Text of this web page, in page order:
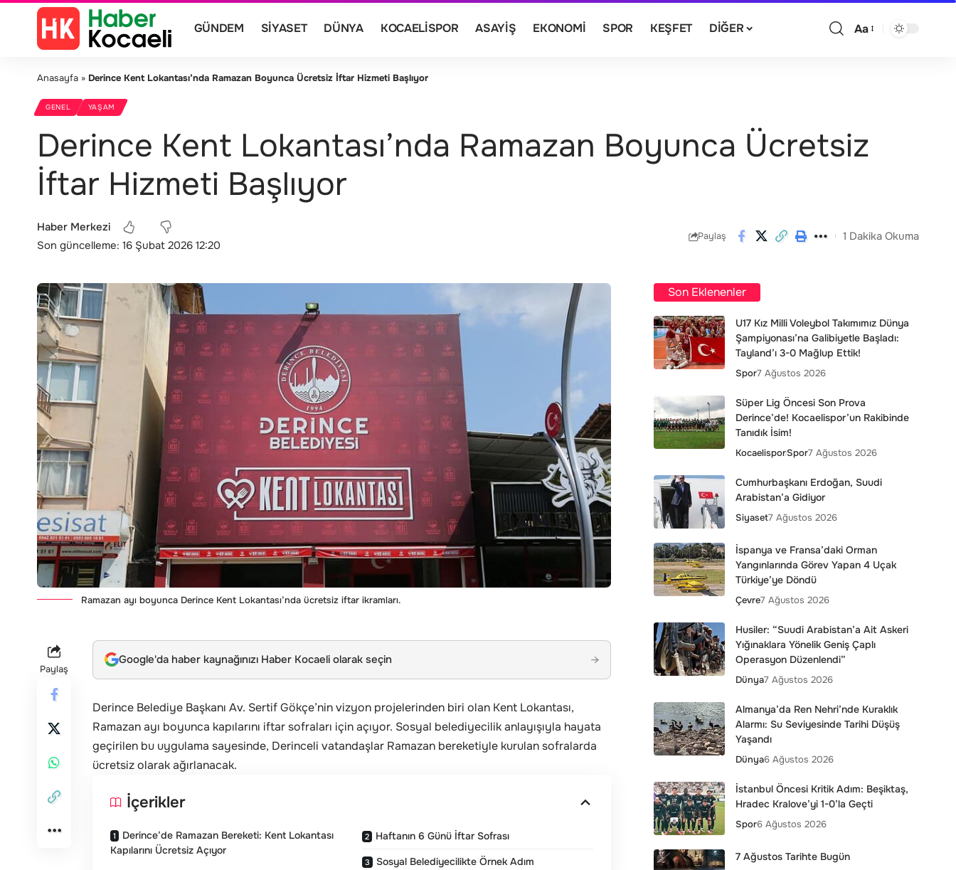
GÜNDEM SIYASET DÜNYA KOCAELISPOR ASAYIŞ EKONOMI SPOR KEŞFET DIĞER Aa
Anasayfa » Derince Kent Lokantası’nda Ramazan Boyunca Ücretsiz İftar Hizmeti Başlıyor
GENEL YAŞAM
Derince Kent Lokantası’nda Ramazan Boyunca Ücretsiz
İftar Hizmeti Başlıyor
Son güncelleme: 16 Şubat 2026 12:20
Haber Merkezi
Paylaş 1 Dakika Okuma
Ramazan ayı boyunca Derince Kent Lokantası’nda ücretsiz iftar ikramları.
Paylaş
Google'da haber kaynağınızı Haber Kocaeli olarak seçin →
Derince Belediye Başkanı Av. Sertif Gökçe’nin vizyon projelerinden biri olan Kent Lokantası,
Ramazan ayı boyunca kapılarını iftar sofraları için açıyor. Sosyal belediyecilik anlayışıyla hayata
geçirilen bu uygulama sayesinde, Derinceli vatandaşlar Ramazan bereketiyle kurulan sofralarda
ücretsiz olarak ağırlanacak.
İçerikler
Derince’de Ramazan Bereketi: Kent Lokantası
Kapılarını Ücretsiz Açıyor
Haftanın 6 Günü İftar Sofrası
Sosyal Belediyecilikte Örnek Adım
Son Eklenenler
U17 Kız Milli Voleybol Takımımız Dünya
Şampiyonası’na Galibiyetle Başladı:
Tayland’ı 3-0 Mağlup Ettik!
Spor7 Ağustos 2026
Süper Lig Öncesi Son Prova
Derince’de! Kocaelispor’un Rakibinde
Tanıdık İsim!
KocaelisporSpor7 Ağustos 2026
Cumhurbaşkanı Erdoğan, Suudi
Arabistan’a Gidiyor
Siyaset7 Ağustos 2026
İspanya ve Fransa’daki Orman
Yangınlarında Görev Yapan 4 Uçak
Türkiye’ye Döndü
Çevre7 Ağustos 2026
Husiler: “Suudi Arabistan’a Ait Askeri
Yığınaklara Yönelik Geniş Çaplı
Operasyon Düzenlendi”
Dünya7 Ağustos 2026
Almanya’da Ren Nehri’nde Kuraklık
Alarmı: Su Seviyesinde Tarihi Düşüş
Yaşandı
Dünya6 Ağustos 2026
İstanbul Öncesi Kritik Adım: Beşiktaş,
Hradec Kralove’yi 1-0’la Geçti
Spor6 Ağustos 2026
7 Ağustos Tarihte Bugün